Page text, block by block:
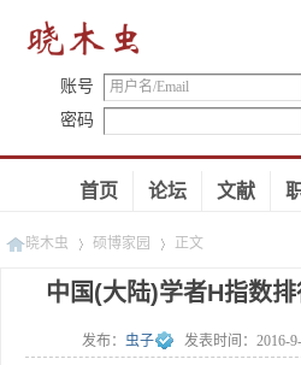
账号
密码
首页 论坛 文献
晓木虫 硕博家园
»
正文
中国(大陆)学者H指数
发布： 虫子 发表时间： 2016-